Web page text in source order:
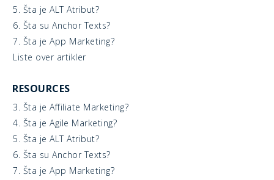
5. Šta je ALT Atribut?
6. Šta su Anchor Texts?
7. Šta je App Marketing?
Liste over artikler
RESOURCES
3. Šta je Affiliate Marketing?
4. Šta je Agile Marketing?
5. Šta je ALT Atribut?
6. Šta su Anchor Texts?
7. Šta je App Marketing?